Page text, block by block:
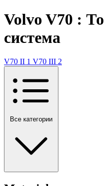
Volvo V70 :
система
V70 II 1 V70 III 2
Все категории